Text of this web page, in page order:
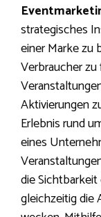
strategisches
einer Marke zu
Verbraucher
Aktivierungen
Erlebnis rund
eines
die
gleichzeitig die